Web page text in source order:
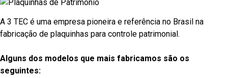
A 3 TEC é uma empresa pioneira e referência no Brasil na
fabricação de plaquinhas para controle patrimonial.
Alguns dos modelos que mais fabricamos são os
seguintes: